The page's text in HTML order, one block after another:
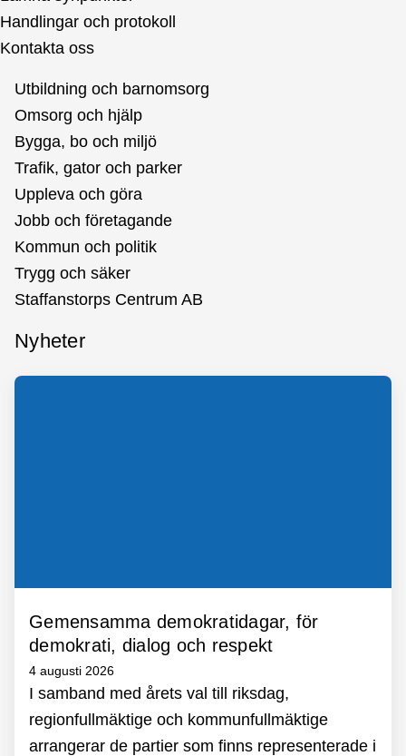
Handlingar och protokoll
Kontakta oss
Utbildning och barnomsorg
Omsorg och hjälp
Bygga, bo och miljö
Trafik, gator och parker
Uppleva och göra
Jobb och företagande
Kommun och politik
Trygg och säker
Staffanstorps Centrum AB
Nyheter
Gemensamma demokratidagar, för
demokrati, dialog och respekt
4 augusti 2026
I samband med årets val till riksdag,
regionfullmäktige och kommunfullmäktige
arrangerar de partier som finns representerade i